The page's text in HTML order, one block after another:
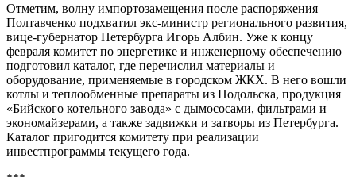
Отметим, волну импортозамещения после распоряжения
Полтавченко подхватил экс-министр регионального развития,
вице-губернатор Петербурга Игорь Албин. Уже к концу
февраля комитет по энергетике и инженерному обеспечению
подготовил каталог, где перечислил материалы и
оборудование, применяемые в городском ЖКХ. В него вошли
котлы и теплообменные препараты из Подольска, продукция
«Бийского котельного завода» с дымососами, фильтрами и
экономайзерами, а также задвижки и затворы из Петербурга.
Каталог пригодится комитету при реализации
инвестпрограммы текущего года.